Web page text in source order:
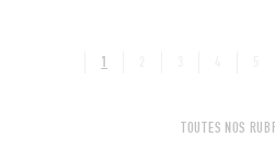
1
TOUTES NOS